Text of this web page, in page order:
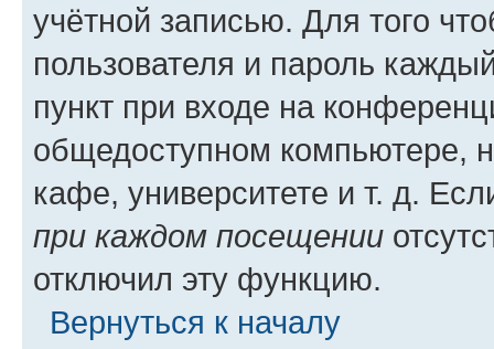
учётной записью. Для того
пользователя и пароль
пункт при входе на
общедоступном компьютере,
кафе, университете и т. д.
при каждом посещении
отключил эту функцию.
Вернуться к началу